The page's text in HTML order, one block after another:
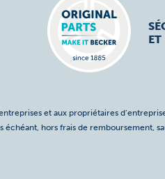
ET
et aux propriétaires
échéant, hors frais de remboursement,